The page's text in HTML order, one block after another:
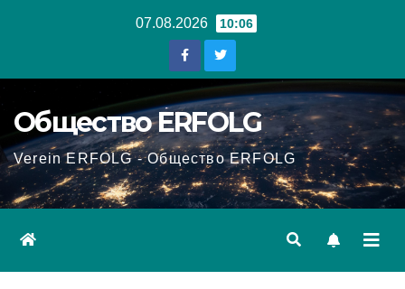
07.08.2026 10:06
Общество ERFOLG
Verein ERFOLG - Общество ERFOLG